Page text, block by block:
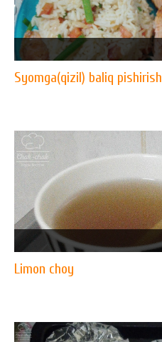
Syomga(qizil) baliq pishirish
Limon choy